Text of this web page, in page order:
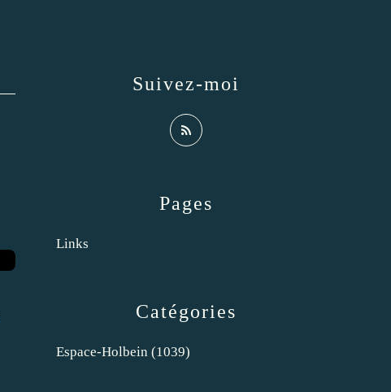
Catégories
Espace-Holbein (1039)
Pages
Links
Suivez-moi